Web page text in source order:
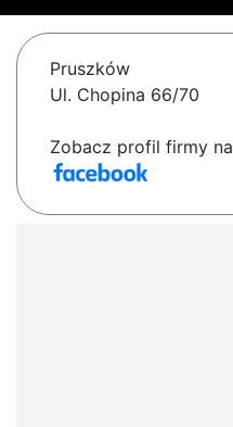
Pruszków
Ul. Chopina 66/70
Zobacz profil firmy na